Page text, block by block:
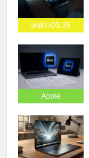
watchOS 26
Apple